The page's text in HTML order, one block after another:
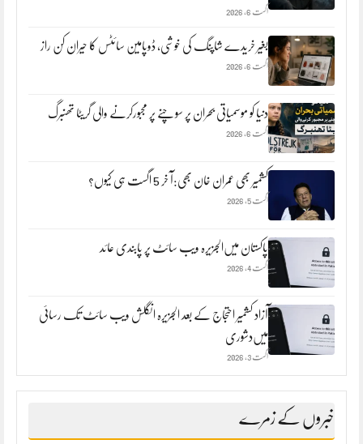
اگست 6, 2026
بغیر خریدے شاپنگ کی خوشی، ڈوپامین سائٹس کا حیران کن راز
اگست 6, 2026
دنیا کو موسمیاتی بحران پر سوچنے پر مجبورکرنے والی گریٹا تھنبرگ
اگست 6, 2026
کشمیر بھی عمران خان بھی:آ خر 5 اگست ہی کیوں؟
اگست 5, 2026
پاکستان میں‌الجزیرہ ویب سائٹ پر پابندی عائد
اگست 4, 2026
آزاد کشمیر احتجاج کے بعد الجزیرہ انگلش ویب سائٹ تک رسائی
میں‌دشوری
اگست 3, 2026
خبروں کے زمرے